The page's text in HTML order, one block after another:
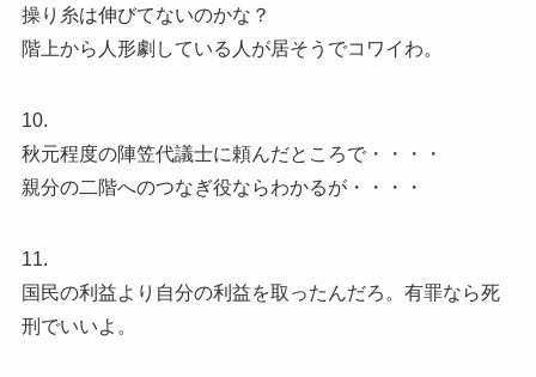
操り糸は伸びてないのかな？
階上から人形劇している人が居そうでコワイわ。
10.
秋元程度の陣笠代議士に頼んだところで・・・・
親分の二階へのつなぎ役ならわかるが・・・・
11.
国民の利益より自分の利益を取ったんだろ。有罪なら死
刑でいいよ。